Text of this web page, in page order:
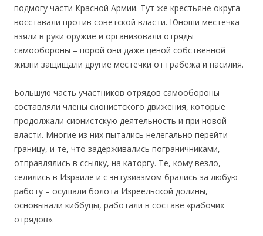
подмогу части Красной Армии. Тут же крестьяне округа
восставали против советской власти. Юноши местечка
взяли в руки оружие и организовали отряды
самообороны – порой они даже ценой собственной
жизни защищали другие местечки от грабежа и насилия.
Большую часть участников отрядов самообороны
составляли члены сионистского движения, которые
продолжали сионистскую деятельность и при новой
власти. Многие из них пытались нелегально перейти
границу, и те, что задерживались пограничниками,
отправлялись в ссылку, на каторгу. Те, кому везло,
селились в Израиле и с энтузиазмом брались за любую
работу – осушали болота Изреельской долины,
основывали киббуцы, работали в составе «рабочих
отрядов».